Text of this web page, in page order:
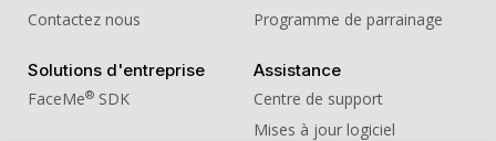
Contactez nous
Programme de parrainage
Solutions d'entreprise
FaceMe® SDK
Assistance
Centre de support
Mises à jour logiciel